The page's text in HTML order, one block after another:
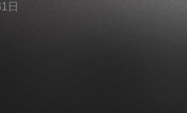
日